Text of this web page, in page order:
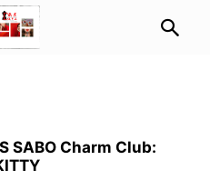
SABO Charm Club: